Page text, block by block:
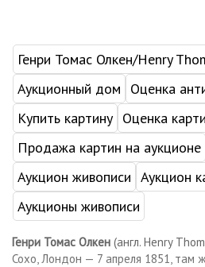
Генри Томас Олкен/Henry
Аукционный дом
Оценка
Купить картину Оценка
Продажа картин на аукционе
Аукцион живописи Аукцион
Аукционы живописи
Генри Томас Олкен (англ. Henry
Сохо, Лондон — 7 апреля 1851, там